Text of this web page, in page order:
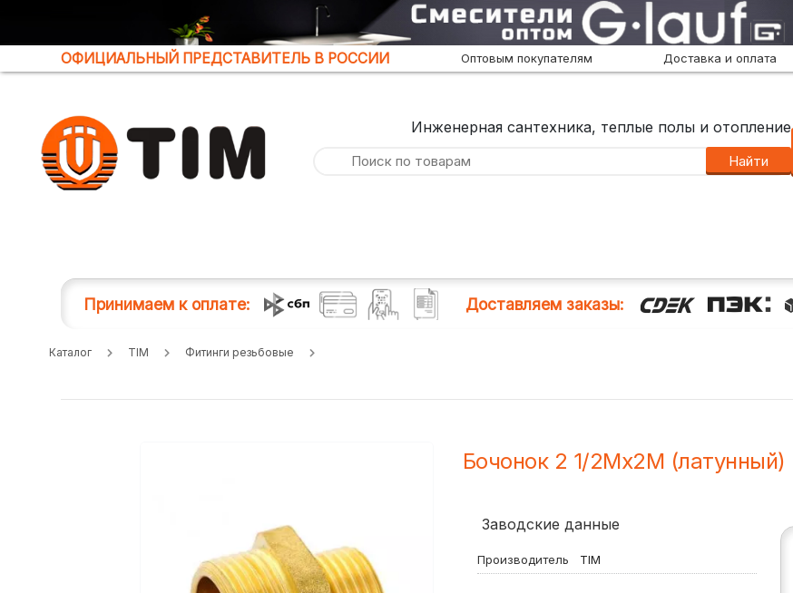
ОФИЦИАЛЬНЫЙ ПРЕДСТАВИТЕЛЬ В РОССИИ Оптовым покупателям Доставка и оплата
Инженерная сантехника, теплые полы и отопление
Найти
Принимаем к оплате: Доставляем заказы:
Каталог TIM Фитинги резьбовые
Бочонок 2 1/2Mх2M (латунный)
Заводские данные
Производитель TIM